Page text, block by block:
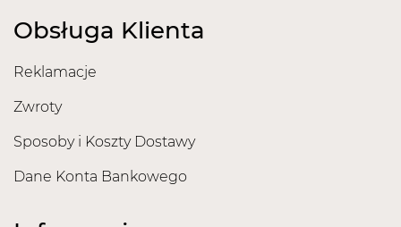
Obsługa Klienta
Reklamacje
Zwroty
Sposoby i Koszty Dostawy
Dane Konta Bankowego